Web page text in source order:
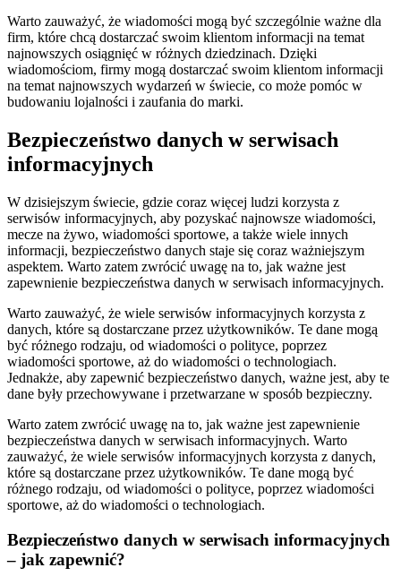
Warto zauważyć, że wiadomości mogą być szczególnie ważne dla
firm, które chcą dostarczać swoim klientom informacji na temat
najnowszych osiągnięć w różnych dziedzinach. Dzięki
wiadomościom, firmy mogą dostarczać swoim klientom informacji
na temat najnowszych wydarzeń w świecie, co może pomóc w
budowaniu lojalności i zaufania do marki.
Bezpieczeństwo danych w serwisach
informacyjnych
W dzisiejszym świecie, gdzie coraz więcej ludzi korzysta z
serwisów informacyjnych, aby pozyskać najnowsze wiadomości,
mecze na żywo, wiadomości sportowe, a także wiele innych
informacji, bezpieczeństwo danych staje się coraz ważniejszym
aspektem. Warto zatem zwrócić uwagę na to, jak ważne jest
zapewnienie bezpieczeństwa danych w serwisach informacyjnych.
Warto zauważyć, że wiele serwisów informacyjnych korzysta z
danych, które są dostarczane przez użytkowników. Te dane mogą
być różnego rodzaju, od wiadomości o polityce, poprzez
wiadomości sportowe, aż do wiadomości o technologiach.
Jednakże, aby zapewnić bezpieczeństwo danych, ważne jest, aby te
dane były przechowywane i przetwarzane w sposób bezpieczny.
Warto zatem zwrócić uwagę na to, jak ważne jest zapewnienie
bezpieczeństwa danych w serwisach informacyjnych. Warto
zauważyć, że wiele serwisów informacyjnych korzysta z danych,
które są dostarczane przez użytkowników. Te dane mogą być
różnego rodzaju, od wiadomości o polityce, poprzez wiadomości
sportowe, aż do wiadomości o technologiach.
Bezpieczeństwo danych w serwisach informacyjnych
– jak zapewnić?